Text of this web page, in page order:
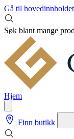
Gå til hovedinnholdet
Søk blant mange
Hjem
Finn butikk